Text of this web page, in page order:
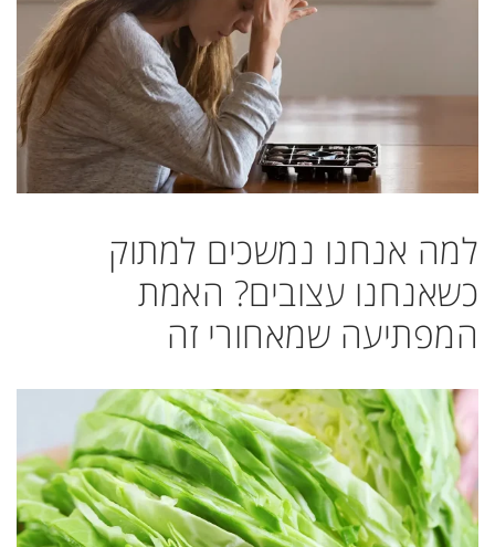
למה אנחנו נמשכים למתוק
כשאנחנו עצובים? האמת
המפתיעה שמאחורי זה